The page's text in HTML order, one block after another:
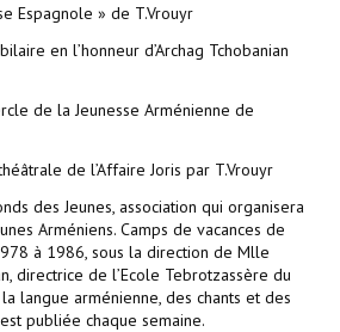
Espagnole » de T.Vrouyr
en l’honneur d’Archag Tchobanian
de la Jeunesse Arménienne de
de l’Affaire Joris par T.Vrouyr
des Jeunes, association qui organisera
Arméniens. Camps de vacances de
à 1986, sous la direction de Mlle
directrice de l’Ecole Tebrotzassère du
langue arménienne, des chants et des
publiée chaque semaine.